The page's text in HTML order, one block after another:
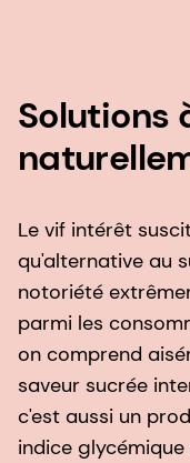
Solutions
Le vif intérêt
qu'alternative au
notoriété
parmi les
on comprend
saveur sucrée
c'est aussi un
indice